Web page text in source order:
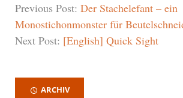
Previous Post: Der Stachelefant – ein
Monostichonmonster für
Next Post: [English] Quick Sight
ARCHIV